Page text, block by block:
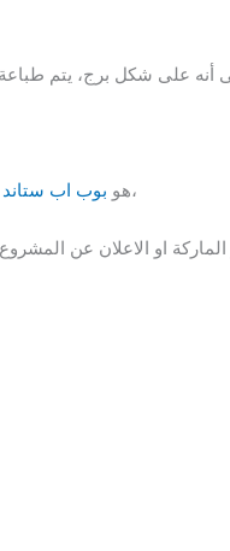
هو بوب اب ستاند إلا أنه يتميز عنه فى شكله الذى يشبه البرج مما يجعله مميز فى استخدامه،